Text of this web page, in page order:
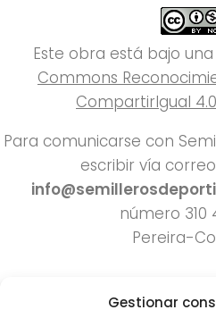
Gestionar
Este obra está bajo una
Commons
CompartirIgual
Para comunicarse con
escribir vía
número 310
Pereira-